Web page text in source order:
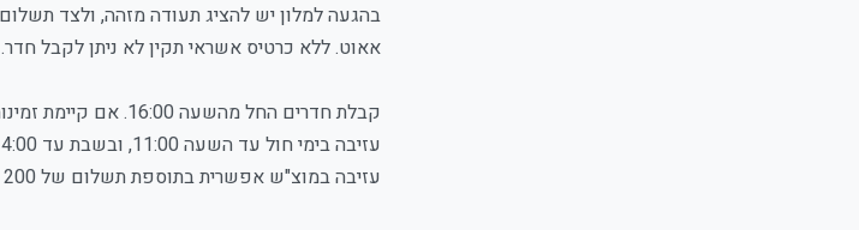
אאוט. ללא כרטיס אשראי תקין לא ניתן לקבל חדר.
קבלת חדרים החל מהשעה 16:00. אם קיימת זמינות, נשמח להקדים.
עזיבה בימי חול עד השעה 11:00, ובשבת עד 14:00.
עזיבה במוצ"ש אפשרית בתוספת תשלום של 200 ₪, בכפוף לאישור וזמינות.